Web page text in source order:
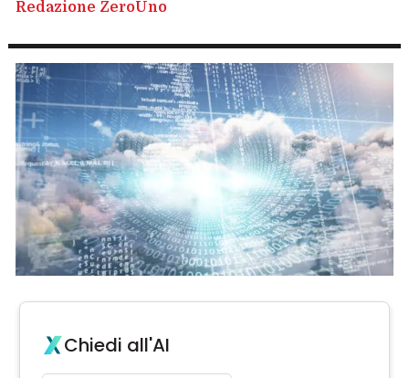
Redazione ZeroUno
Chiedi all'AI